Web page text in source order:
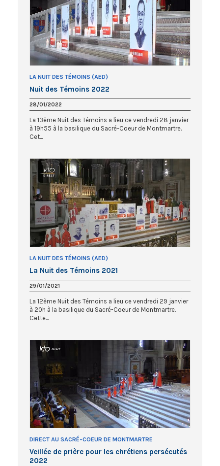
LA NUIT DES TÉMOINS (AED)
Nuit des Témoins 2022
28/01/2022
La 13ème Nuit des Témoins a lieu ce vendredi 28 janvier
à 19h55 à la basilique du Sacré-Coeur de Montmartre.
Cet...
LA NUIT DES TÉMOINS (AED)
La Nuit des Témoins 2021
29/01/2021
La 12ème Nuit des Témoins a lieu ce vendredi 29 janvier
à 20h à la basilique du Sacré-Coeur de Montmartre.
Cette...
DIRECT AU SACRÉ-COEUR DE MONTMARTRE
Veillée de prière pour les chrétiens persécutés
2022